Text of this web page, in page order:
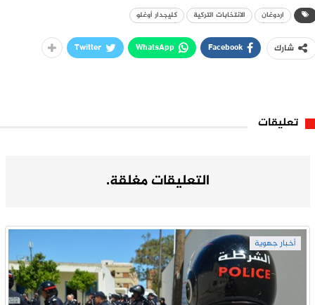
اردوغان الانتخابات التركية كليجدار أوغلو
شارك Facebook
WhatsApp
Twitter
تعليقات
التعليقات مغلقة.
أخبار جهوية